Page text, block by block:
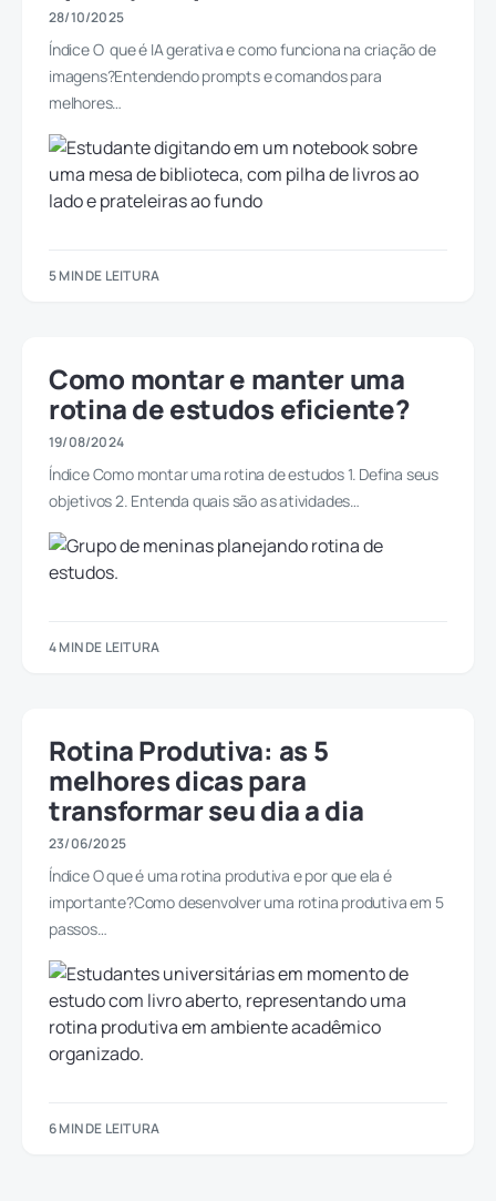
28/10/2025
Índice O que é IA gerativa e como funciona na criação de
imagens?Entendendo prompts e comandos para
melhores…
5 MIN DE LEITURA
Como montar e manter uma
rotina de estudos eficiente?
19/08/2024
Índice Como montar uma rotina de estudos 1. Defina seus
objetivos 2. Entenda quais são as atividades…
4 MIN DE LEITURA
Rotina Produtiva: as 5
melhores dicas para
transformar seu dia a dia
23/06/2025
Índice O que é uma rotina produtiva e por que ela é
importante?Como desenvolver uma rotina produtiva em 5
passos…
6 MIN DE LEITURA